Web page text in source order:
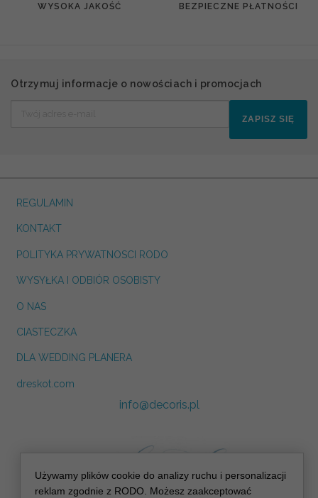
WYSOKA JAKOŚĆ BEZPIECZNE PŁATNOŚCI
Otrzymuj informacje o nowościach i promocjach
ZAPISZ SIĘ
REGULAMIN
KONTAKT
POLITYKA PRYWATNOSCI RODO
WYSYŁKA I ODBIÓR OSOBISTY
O NAS
CIASTECZKA
DLA WEDDING PLANERA
dreskot.com
info@decoris.pl
Używamy plików cookie do analizy ruchu i personalizacji
reklam zgodnie z RODO. Możesz zaakceptować